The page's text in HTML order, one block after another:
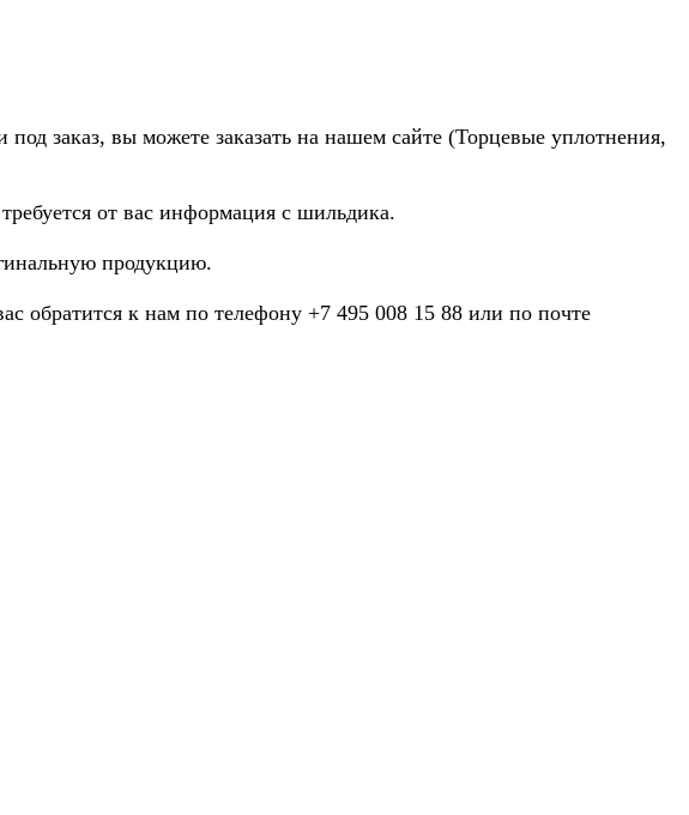
заказ, вы можете заказать на нашем сайте (Торцевые уплотнения,
от вас информация с шильдика.
продукцию.
обратится к нам по телефону +7 495 008 15 88 или по почте